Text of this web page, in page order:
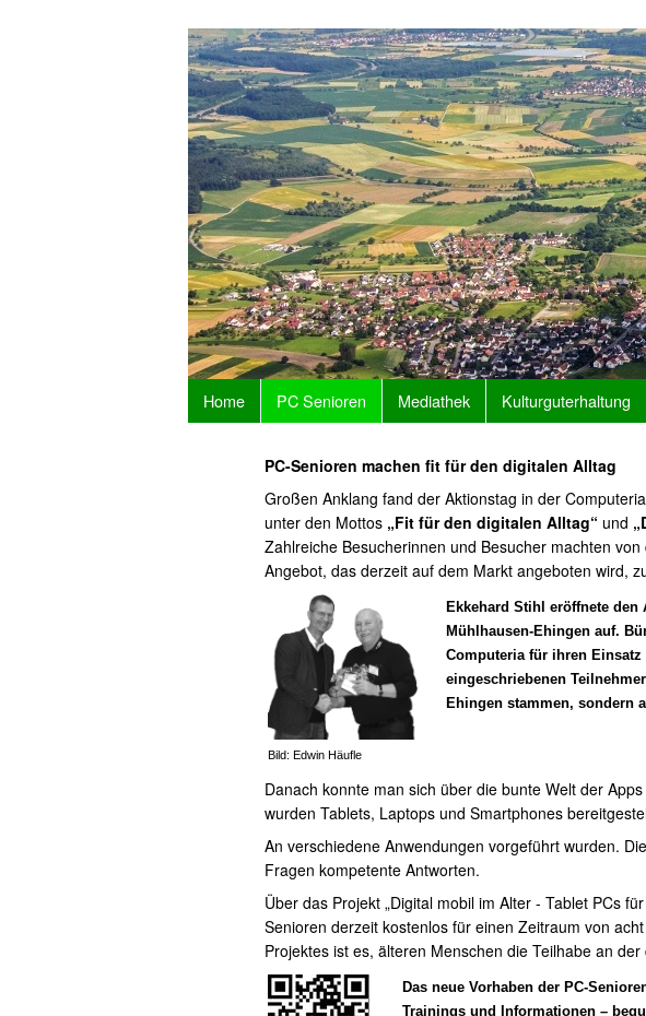
Home PC Senioren Mediathek Kulturguterhaltung
PC-Senioren machen fit für den digitalen Alltag
Großen Anklang fand der Aktionstag in der
unter den Mottos „Fit für den digitalen Alltag“ und
Zahlreiche Besucherinnen und Besucher machten
Angebot, das derzeit auf dem Markt angeboten wird,
Bild: Edwin Häufle
Ekkehard Stihl eröffnete
Mühlhausen-Ehingen auf.
Computeria für ihren
eingeschriebenen
Ehingen stammen, sondern
Danach konnte man sich über die bunte Welt der
wurden Tablets, Laptops und Smartphones
An verschiedene Anwendungen vorgeführt wurden.
Fragen kompetente Antworten.
Über das Projekt „Digital mobil im Alter - Tablet PCs
Senioren derzeit kostenlos für einen Zeitraum von
Projektes ist es, älteren Menschen die Teilhabe an
Das neue Vorhaben der PC-
Trainings und Informationen –